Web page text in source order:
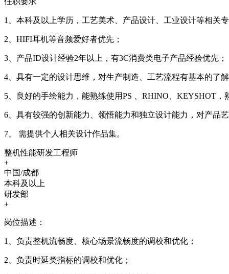
1、本科及以上学历，工艺美术、产品设计、工业设计等相关专
2、HIFI耳机等音频爱好者优先；
3、产品ID设计经验2年以上，有3C消费类电子产品经验优先；
4、具有一定的设计思维，对生产制造、工艺流程有基本的了解
5、良好的手绘能力，能熟练使用PS 、RHINO、KEYSHOT
6、具有较强的创新能力、领悟能力和独立设计能力，对产品
7、 需提供个人相关设计作品集。
整机性能研发工程师
+
中国/成都
本科及以上
研发部
+
岗位描述：
1、负责整机流畅度、核心场景流畅度的调校和优化；
2、负责时延类指标的调校和优化；